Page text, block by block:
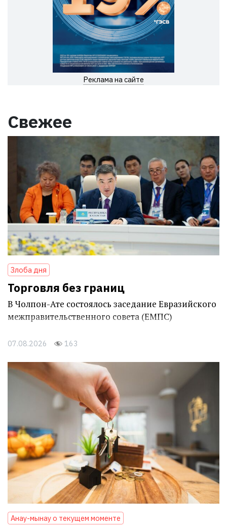
Реклама на сайте
Свежее
Злоба дня
Торговля без границ
В Чолпон-Ате состоялось заседание Евразийского
межправительственного совета (ЕМПС)
07.08.2026 163
Анау-мынау о текущем моменте